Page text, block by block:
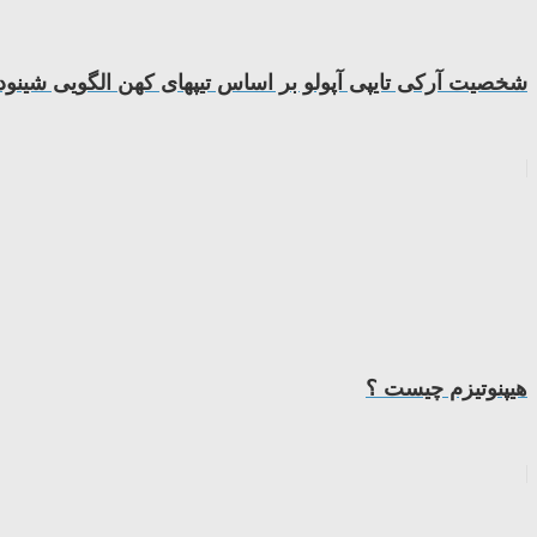
شخصیت آرکی تایپی آپولو بر اساس تیپهای کهن الگویی
هیپنوتیزم چیست ؟